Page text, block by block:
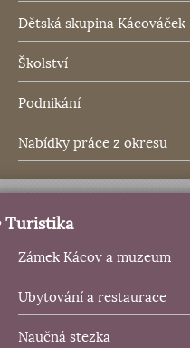
Dětská skupina Kácováček
Školství
Podnikání
Nabídky práce z okresu
Turistika
Zámek Kácov a muzeum
Ubytování a restaurace
Naučná stezka